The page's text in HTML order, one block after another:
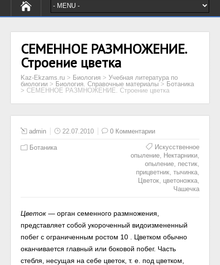
СЕМЕННОЕ РАЗМНОЖЕНИЕ.
Строение цветка
Kaz-Ekzams.ru > Биология >Учебная литература по
биологии > Биология. Справочные материалы > Ботаника
> СЕМЕННОЕ РАЗМНОЖЕНИЕ. Строение цветка
admin 22.07.2010 0 Комментарии
Ботаника
Искусственное
опыление, Нектарники,
опыление, пестик,
прицветник, тычинка,
Цветок, цветоножка,
Чашечка
Цветок — орган семенного размножения,
представляет собой укороченный видоизмененный
побег с ограниченным ростом 10 . Цветком обычно
оканчивается главный или боковой побег. Часть
стебля, несущая на себе цветок, т. е. под цветком,